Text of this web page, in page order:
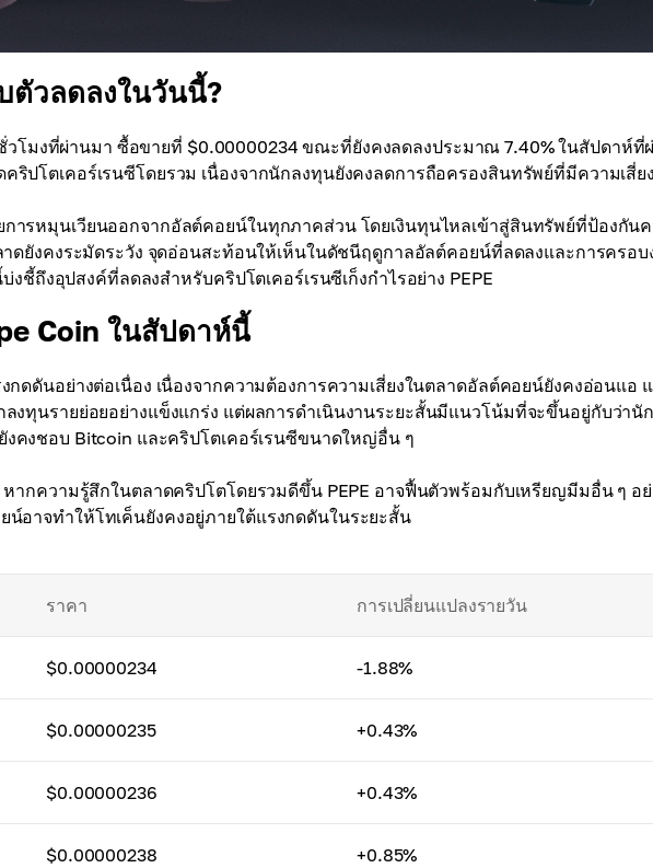
ตัวลดลงในวันนี้?
วโมงที่ผ่านมา ซื้อขายที่ $0.00000234 ขณะที่ยังคงลดลงประมาณ 7.40% ในสัปดาห์ที่
ริปโตเคอร์เรนซีโดยรวม เนื่องจากนักลงทุนยังคงลดการถือครองสินทรัพย์ที่มีความเสี่ย
ารหมุนเวียนออกจากอัลต์คอยน์ในทุกภาคส่วน โดยเงินทุนไหลเข้าสู่สินทรัพย์ที่ป้องกัน
าดยังคงระมัดระวัง จุดอ่อนสะท้อนให้เห็นในดัชนีฤดูกาลอัลต์คอยน์ที่ลดลงและการครอบ
ชี้ถึงอุปสงค์ที่ลดลงสำหรับคริปโตเคอร์เรนซีเก็งกำไรอย่าง PEPE
Coin ในสัปดาห์นี้
กดดันอย่างต่อเนื่อง เนื่องจากความต้องการความเสี่ยงในตลาดอัลต์คอยน์ยังคงอ่อนแอ
งทุนรายย่อยอย่างแข็งแกร่ง แต่ผลการดำเนินงานระยะสั้นมีแนวโน้มที่จะขึ้นอยู่กับว่านัก
คงชอบ Bitcoin และคริปโตเคอร์เรนซีขนาดใหญ่อื่น ๆ
หากความรู้สึกในตลาดคริปโตโดยรวมดีขึ้น PEPE อาจฟื้นตัวพร้อมกับเหรียญมีมอื่น ๆ อย่
อาจทำให้โทเค็นยังคงอยู่ภายใต้แรงกดดันในระยะสั้น
ราคา การเปลี่ยนแปลงรายวัน
$0.00000234 -1.88%
$0.00000235 +0.43%
$0.00000236 +0.43%
$0.00000238 +0.85%